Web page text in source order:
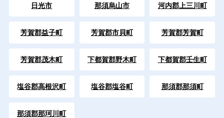
日光市 那須烏山市 河内郡上三川町
芳賀郡益子町 芳賀郡市貝町 芳賀郡芳賀町
芳賀郡茂木町 下都賀郡野木町 下都賀郡壬生町
塩谷郡高根沢町 塩谷郡塩谷町 那須郡那須町
那須郡那珂川町